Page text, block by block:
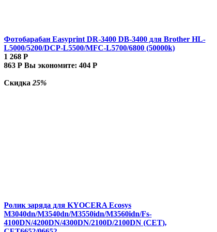
Фотобарабан Easyprint DR-3400 DB-3400 для Brother HL-
L5000/5200/DCP-L5500/MFC-L5700/6800 (50000k)
1 268 Р
863 Р Вы экономите: 404 Р
Скидка 25%
Ролик заряда для KYOCERA Ecosys
M3040dn/M3540dn/M3550idn/M3560idn/Fs-
4100DN/4200DN/4300DN/2100D/2100DN (CET),